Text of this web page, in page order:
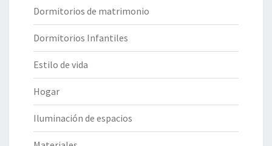
Dormitorios de matrimonio
Dormitorios Infantiles
Estilo de vida
Hogar
Iluminación de espacios